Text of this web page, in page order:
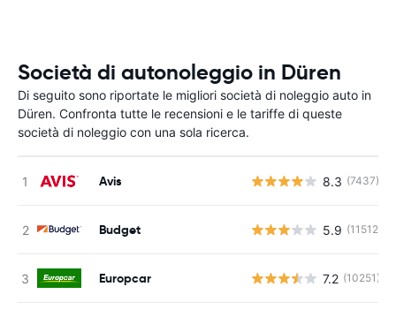
Società di autonoleggio in Düren
Di seguito sono riportate le migliori società di noleggio auto in
Düren. Confronta tutte le recensioni e le tariffe di queste
società di noleggio con una sola ricerca.
Avis 8.3 (7437)
Budget 5.9 (11512)
Europcar 7.2 (10251)